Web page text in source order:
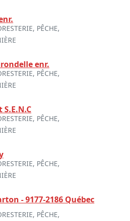
PÊCHE,
enr.
PÊCHE,
PÊCHE,
PÊCHE,
- 9177-2186 Québec
PÊCHE,